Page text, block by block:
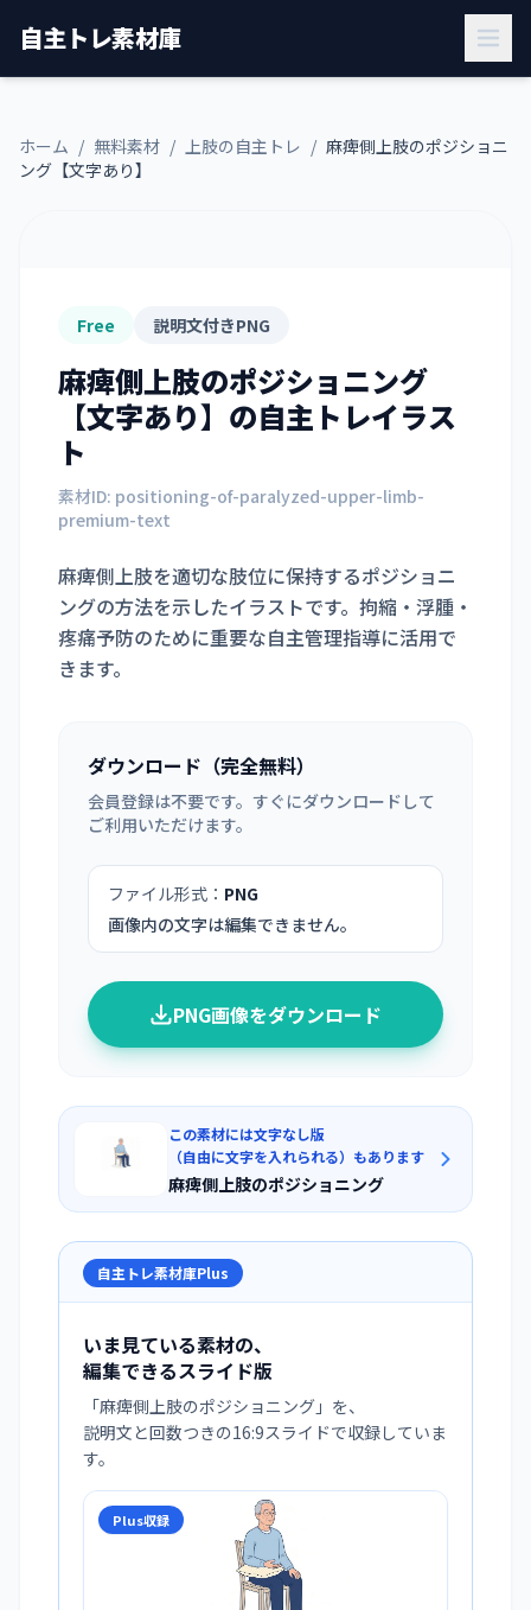
自主トレ素材庫
ホーム / 無料素材 / 上肢の自主トレ / 麻痺側上肢のポジショニ
ング【文字あり】
Free 説明文付きPNG
麻痺側上肢のポジショニング
【文字あり】 の自主トレイラス
ト
素材ID: positioning-of-paralyzed-upper-limb-
premium-text
麻痺側上肢を適切な肢位に保持するポジショニ
ングの方法を示したイラストです。拘縮・浮腫・
疼痛予防のために重要な自主管理指導に活用で
きます。
ダウンロード（完全無料）
会員登録は不要です。すぐにダウンロードして
ご利用いただけます。
ファイル形式： PNG
画像内の文字は編集できません。
PNG画像をダウンロード
この素材には文字なし版
（自由に文字を入れられる）もあります
麻痺側上肢のポジショニング
自主トレ素材庫Plus
いま見ている素材の、
編集できるスライド版
「麻痺側上肢のポジショニング 」を、
説明文と回数つきの16:9スライドで収録していま
す。
Plus収録